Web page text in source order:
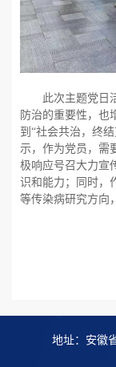
此次主题党日
防治的重要性，也
到“社会共治，终
示，作为党员，需
极响应号召 大力宣
识和能力；同时，
等传染病研究方向，
中国科
地址：安徽